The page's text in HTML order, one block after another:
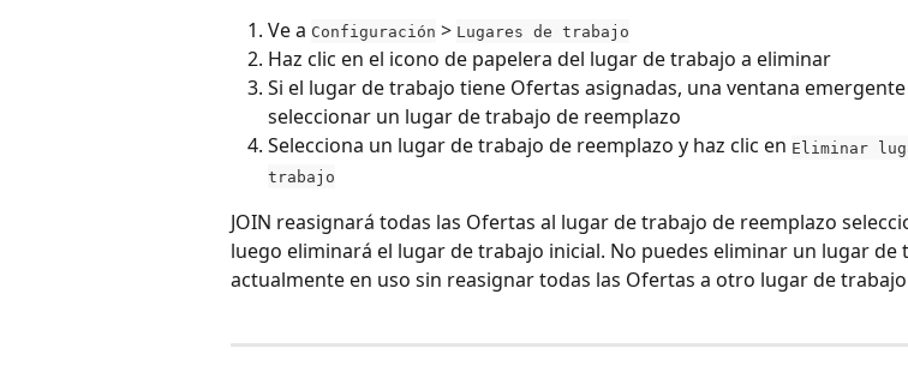
Ve a Configuración > Lugares de trabajo
Haz clic en el icono de papelera del lugar de trabajo a eliminar
Si el lugar de trabajo tiene Ofertas asignadas, una ventana
seleccionar un lugar de trabajo de reemplazo
Selecciona un lugar de trabajo de reemplazo y haz clic en Eliminar
trabajo
JOIN reasignará todas las Ofertas al lugar de trabajo de reemplazo
luego eliminará el lugar de trabajo inicial. No puedes eliminar un lugar de
actualmente en uso sin reasignar todas las Ofertas a otro lugar de